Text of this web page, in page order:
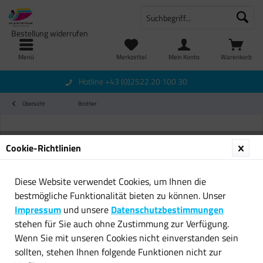
Menü Warenkorb
Merkzettel
Bestellung widerrufen
Mein Konto
Hotline +43 (0)2522 20 100 30
Übersicht Brother
Cookie-Richtlinien
Diese Website verwendet Cookies, um Ihnen die
bestmögliche Funktionalität bieten zu können. Unser
Impressum und unsere Datenschutzbestimmungen
stehen für Sie auch ohne Zustimmung zur Verfügung.
Wenn Sie mit unseren Cookies nicht einverstanden sein
sollten, stehen Ihnen folgende Funktionen nicht zur